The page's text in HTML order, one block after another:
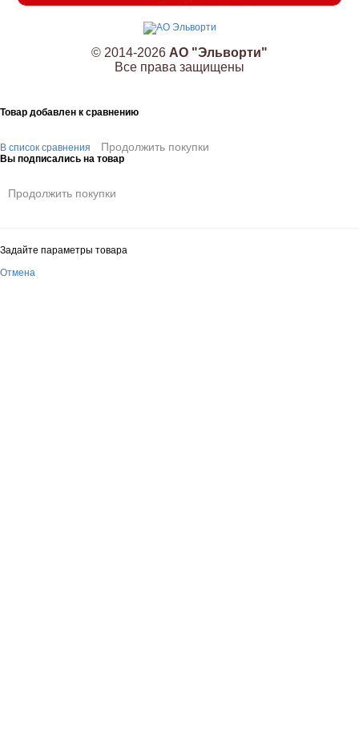
© 2014-2026 АО "Эльворти"
Все права защищены
Товар добавлен к сравнению
В список сравнения Продолжить покупки
Вы подписались на товар
Продолжить покупки
Задайте параметры товара
Отмена